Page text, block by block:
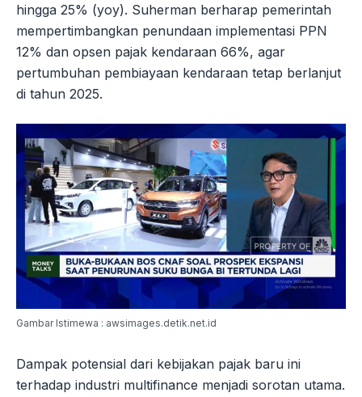
hingga 25% (yoy). Suherman berharap pemerintah
mempertimbangkan penundaan implementasi PPN
12% dan opsen pajak kendaraan 66%, agar
pertumbuhan pembiayaan kendaraan tetap berlanjut
di tahun 2025.
Gambar Istimewa : awsimages.detik.net.id
Dampak potensial dari kebijakan pajak baru ini
terhadap industri multifinance menjadi sorotan utama.